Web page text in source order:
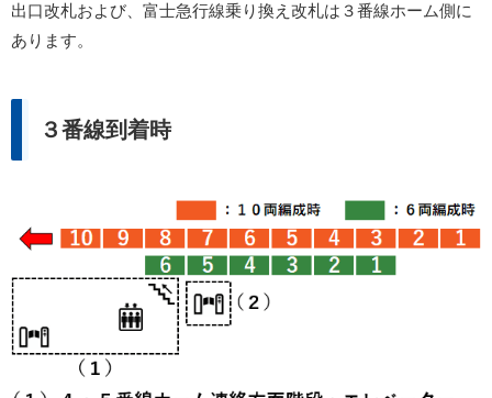
出口改札および、富士急行線乗り換え改札は３番線ホーム側に
あります。
３番線到着時